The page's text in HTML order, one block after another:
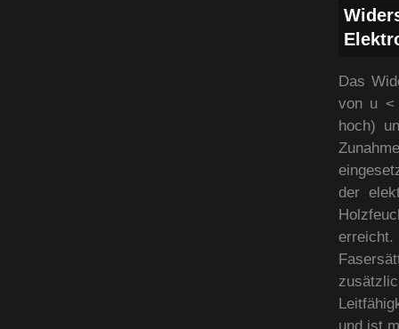
Das
von u <
hoch)
der
und ist